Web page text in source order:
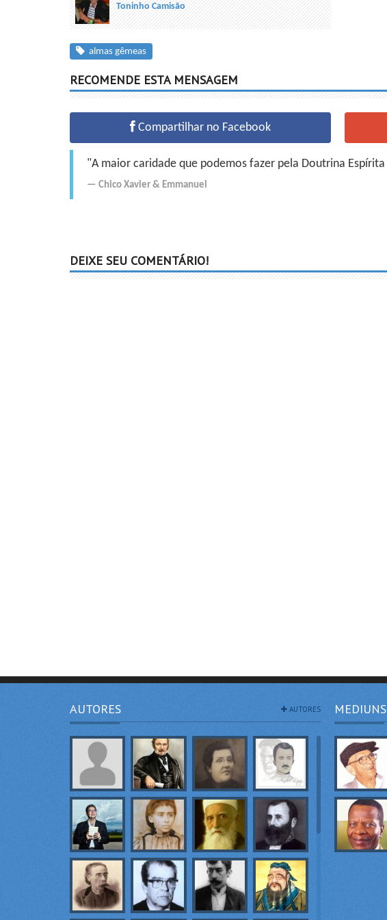
Toninho Camisão
almas gêmeas
RECOMENDE ESTA MENSAGEM
Compartilhar no Facebook
"A maior caridade que podemos fazer pela Doutrina
Chico Xavier & Emmanuel
DEIXE SEU COMENTÁRIO!
AUTORES AUTORES MEDIUNS